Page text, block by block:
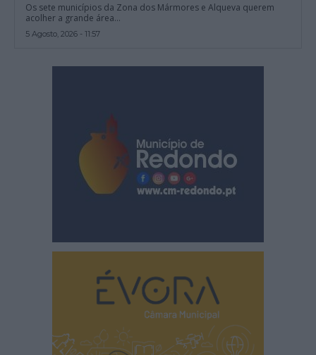
Os sete municípios da Zona dos Mármores e Alqueva querem
acolher a grande área...
5 Agosto, 2026 - 11:57